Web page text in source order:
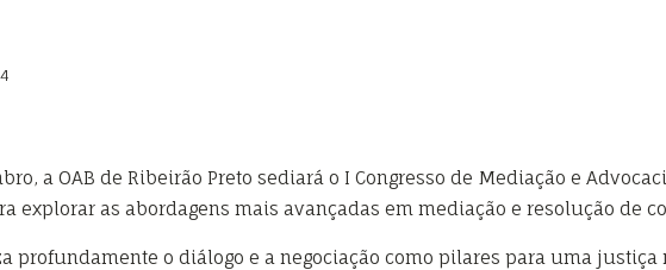
a OAB de Ribeirão Preto sediará o I Congresso de Mediação e
explorar as abordagens mais avançadas em mediação e resolução de
profundamente o diálogo e a negociação como pilares para uma